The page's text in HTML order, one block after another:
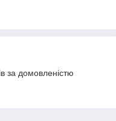
за домовленістю